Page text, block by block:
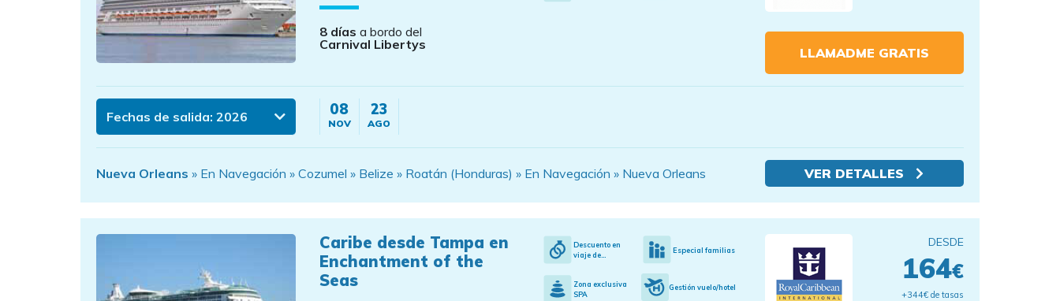
8 días a bordo del
Carnival Libertys
LLAMADME GRATIS
Fechas de salida: 2026 08
NOV
23
AGO
Nueva Orleans » En Navegación » Cozumel » Belize » Roatán (Honduras) » En Navegación » Nueva Orleans VER DETALLES
Caribe desde Tampa en
Enchantment of the
Seas
Descuento en
viaje de...
Especial familias
Zona exclusiva
SPA
Gestión vuelo/hotel
DESDE
164€
+344€ de tasas